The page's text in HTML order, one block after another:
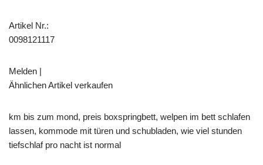
Artikel Nr.:
0098121117
Melden |
Ähnlichen Artikel verkaufen
km bis zum mond, preis boxspringbett, welpen im bett schlafen
lassen, kommode mit türen und schubladen, wie viel stunden
tiefschlaf pro nacht ist normal